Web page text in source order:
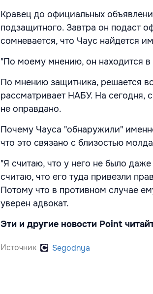
Кравец до официальных
подзащитного. Завтра он подаст
сомневается, что Чаус найдется
"По моему мнению, он находится в
По мнению защитника, решается
рассматривает НАБУ. На сегодня,
не оправдано.
Почему Чауса "обнаружили"
что это связано с близостью
"Я считаю, что у него не было
считаю, что его туда привезли
Потому что в противном случае
уверен адвокат.
Эти и другие новости Point
Источник Segodnya